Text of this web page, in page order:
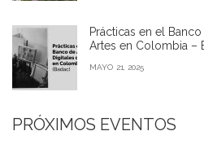
Prácticas en el
Artes en Colombia –
MAYO 21, 2025
PRÓXIMOS EVENTOS